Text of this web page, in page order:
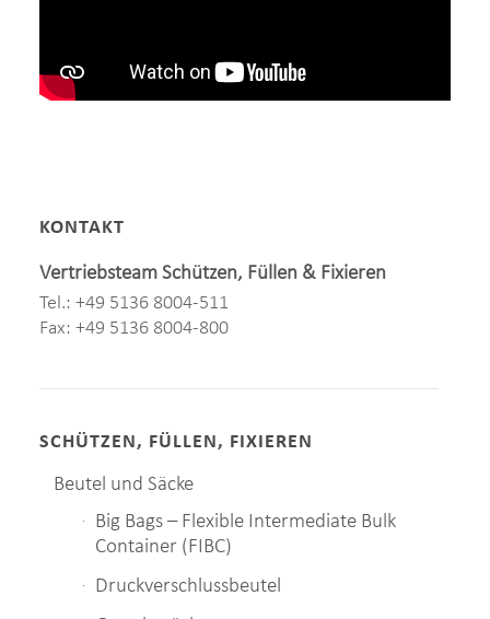
KONTAKT
Vertriebsteam Schützen, Füllen & Fixieren
Tel.: +49 5136 8004-511
Fax: +49 5136 8004-800
SCHÜTZEN, FÜLLEN, FIXIEREN
Beutel und Säcke
Big Bags – Flexible Intermediate Bulk
Container (FIBC)
Druckverschlussbeutel